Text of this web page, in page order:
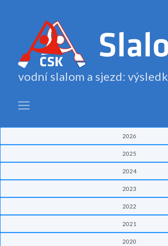
vodní slalom a sjezd:
2026
2025
2024
2023
2022
2021
2020